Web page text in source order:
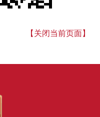
【关闭当前页面】